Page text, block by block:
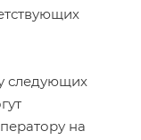
следующих
на